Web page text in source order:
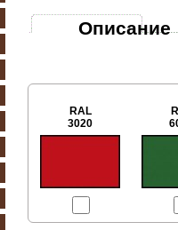
Описание
RAL
3020